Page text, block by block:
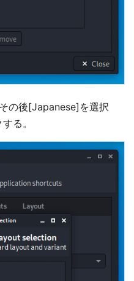
の後[Japanese]を選択
る。